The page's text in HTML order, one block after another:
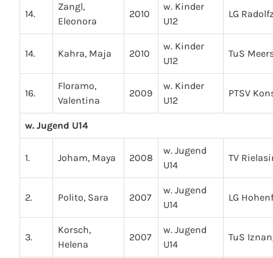
14.
Zangl,
Eleonora
2010
w. Kinder
U12
LG
14. Kahra, Maja 2010
w. Kinder
U12
TuS
16.
Floramo,
Valentina
2009
w. Kinder
U12
PTSV
w. Jugend U14
1. Joham, Maya 2008
w. Jugend
U14
TV
2. Polito, Sara 2007
w. Jugend
U14
LG
3.
Korsch,
Helena
2007
w. Jugend
U14
TuS